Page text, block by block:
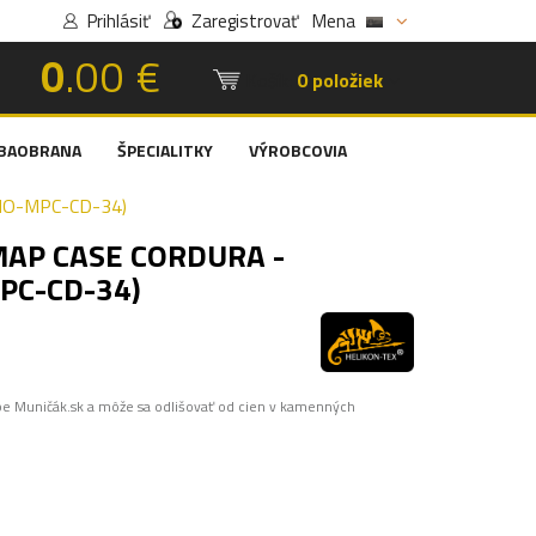
Prihlásiť Zaregistrovať Mena
0.00 € 0 položiek
ŠPECIALITKY VÝROBCOVIA
MPC-CD-34)
CASE CORDURA -
CD-34)
Muničák.sk a môže sa odlišovať od cien v kamenných